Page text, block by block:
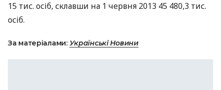
15 тис. осіб, склавши на 1 червня 2013 45 480,3 тис.
осіб.
За матеріалами: Українські Новини